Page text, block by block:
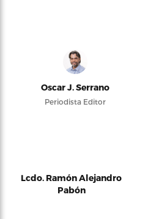
Oscar J. Serrano
Periodista Editor
Lcdo. Ramón Alejandro
Pabón